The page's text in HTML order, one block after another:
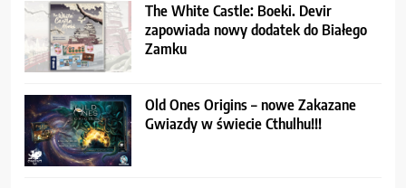
The White Castle: Boeki. Devir
zapowiada nowy dodatek do Białego
Zamku
Old Ones Origins – nowe Zakazane
Gwiazdy w świecie Cthulhu!!!